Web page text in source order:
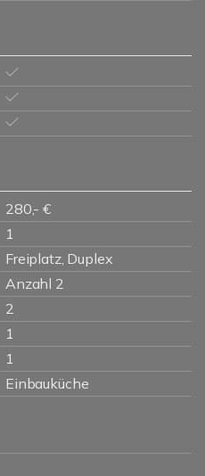
280,- €
1
Freiplatz, Duplex
Anzahl 2
2
1
1
Einbauküche